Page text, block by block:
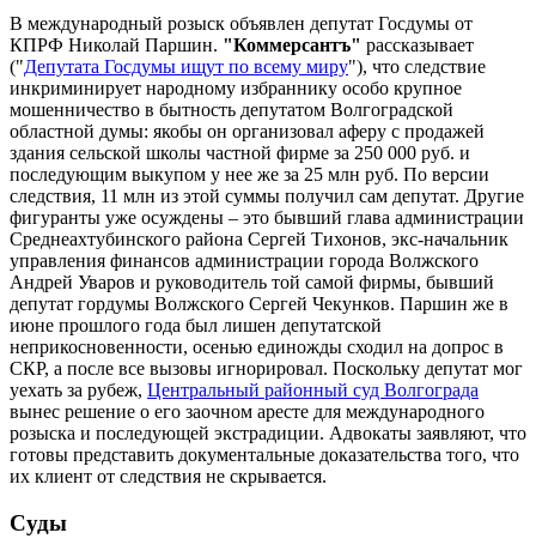
В международный розыск объявлен депутат Госдумы от
КПРФ Николай Паршин. "Коммерсантъ" рассказывает
("Депутата Госдумы ищут по всему миру"), что следствие
инкриминирует народному избраннику особо крупное
мошенничество в бытность депутатом Волгоградской
областной думы: якобы он организовал аферу с продажей
здания сельской школы частной фирме за 250 000 руб. и
последующим выкупом у нее же за 25 млн руб. По версии
следствия, 11 млн из этой суммы получил сам депутат. Другие
фигуранты уже осуждены – это бывший глава администрации
Среднеахтубинского района Сергей Тихонов, экс-начальник
управления финансов администрации города Волжского
Андрей Уваров и руководитель той самой фирмы, бывший
депутат гордумы Волжского Сергей Чекунков. Паршин же в
июне прошлого года был лишен депутатской
неприкосновенности, осенью единожды сходил на допрос в
СКР, а после все вызовы игнорировал. Поскольку депутат мог
уехать за рубеж, Центральный районный суд Волгограда
вынес решение о его заочном аресте для международного
розыска и последующей экстрадиции. Адвокаты заявляют, что
готовы представить документальные доказательства того, что
их клиент от следствия не скрывается.
Суды